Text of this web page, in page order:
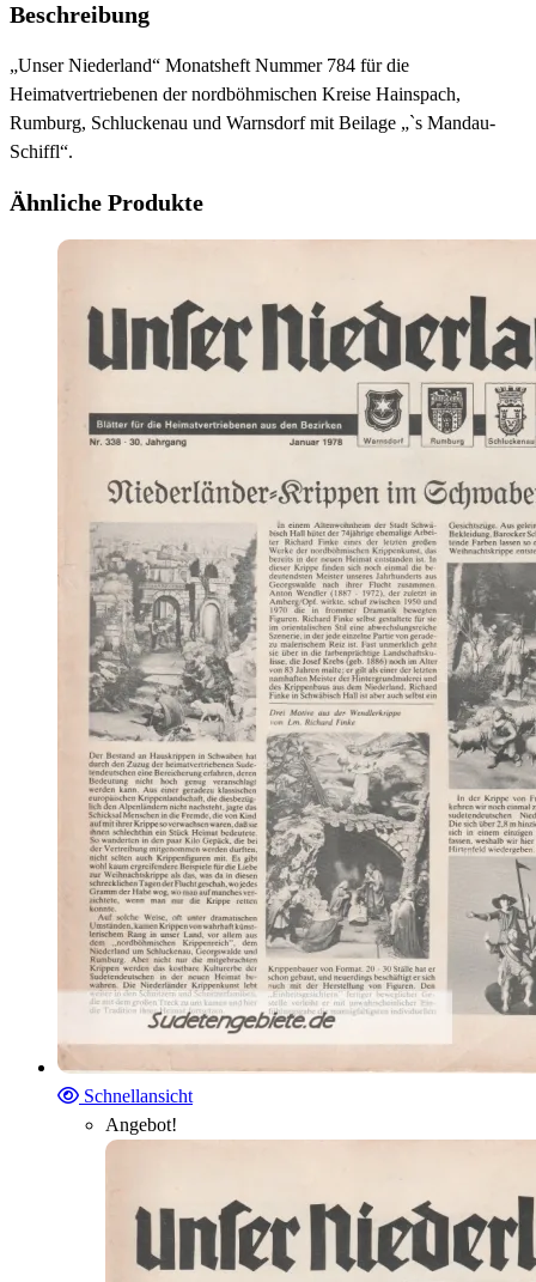
Beschreibung
„Unser Niederland“ Monatsheft Nummer 784 für die
Heimatvertriebenen der nordböhmischen Kreise Hainspach,
Rumburg, Schluckenau und Warnsdorf mit Beilage „`s Mandau-
Schiffl“.
Ähnliche Produkte
Schnellansicht
Angebot!